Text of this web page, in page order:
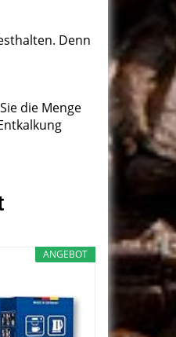
Denn
die Menge
ANGEBOT